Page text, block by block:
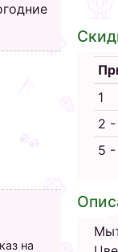
на
1
2
5 -